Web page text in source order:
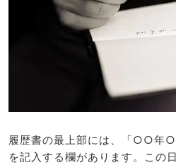
履歴書の最上部には、「○○
を記入する欄があります。この